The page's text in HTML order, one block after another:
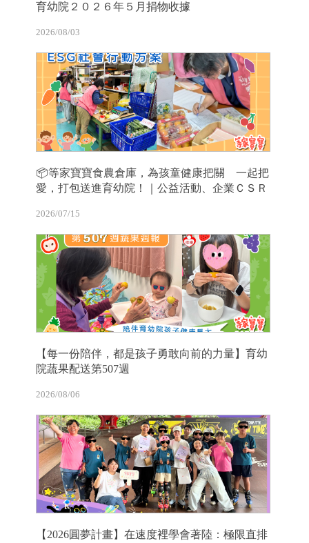
育幼院２０２６年５月捐物收據
2026/08/03
📦等家寶寶食農倉庫，為孩童健康把關 一起把
愛，打包送進育幼院！｜公益活動、企業ＣＳＲ
2026/07/15
【每一份陪伴，都是孩子勇敢向前的力量】育幼
院蔬果配送第507週
2026/08/06
【2026圓夢計畫】在速度裡學會著陸：極限直排